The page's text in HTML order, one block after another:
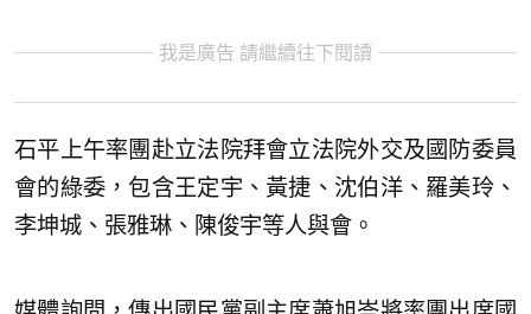
我是廣告 請繼續往下閱讀
石平上午率團赴立法院拜會立法院外交及國防委員
會的綠委，包含王定宇、黃捷、沈伯洋、羅美玲、
李坤城、張雅琳、陳俊宇等人與會。